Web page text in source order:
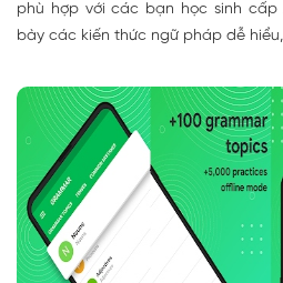
phù hợp với các bạn học sinh
bày các kiến thức ngữ pháp dễ